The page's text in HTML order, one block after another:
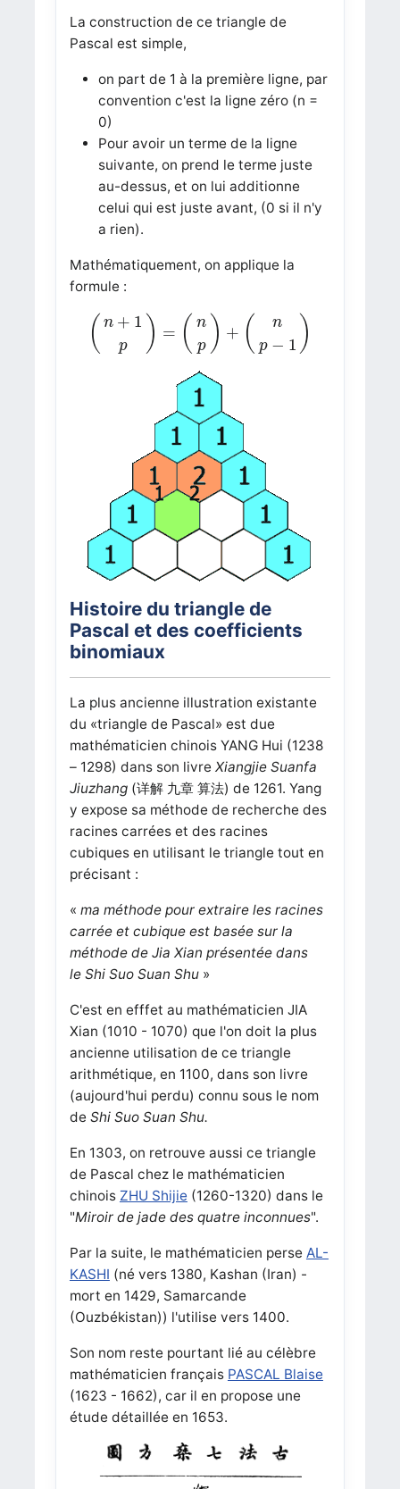
La construction de ce triangle de
Pascal est simple,
on part de 1 à la première ligne, par
convention c'est la ligne zéro (n =
0)
Pour avoir un terme de la ligne
suivante, on prend le terme juste
au-dessus, et on lui additionne
celui qui est juste avant, (0 si il n'y
a rien).
Mathématiquement, on applique la
formule :
( n + 1
p ) = ( n
p ) + (
n
p − 1 )
( n+1 (n p) p−
Histoire du triangle de
Pascal et des coefficients
binomiaux
La plus ancienne illustration existante
du «triangle de Pascal» est due
mathématicien chinois YANG Hui (1238
– 1298) dans son livre Xiangjie Suanfa
Jiuzhang(详解 九章 算法) de 1261. Yang
y expose sa méthode de recherche des
racines carrées et des racines
cubiques en utilisant le triangle tout en
précisant :
« ma méthode pour extraire les racines
carrée et cubique est basée sur la
méthode de Jia Xian présentée dans
le Shi Suo Suan Shu»
C'est en efffet au mathématicien JIA
Xian (1010 - 1070) que l'on doit la plus
ancienne utilisation de ce triangle
arithmétique, en 1100, dans son livre
(aujourd'hui perdu) connu sous le nom
de Shi Suo Suan Shu.
En 1303, on retrouve aussi ce triangle
de Pascal chez le mathématicien
chinois ZHU Shijie (1260-1320) dans le
"Miroir de jade des quatre inconnues".
Par la suite, le mathématicien perse AL-
KASHI (né vers 1380, Kashan (Iran) -
mort en 1429, Samarcande
(Ouzbékistan)) l'utilise vers 1400.
Son nom reste pourtant lié au célèbre
mathématicien français PASCAL Blaise
(1623 - 1662), car il en propose une
étude détaillée en 1653.